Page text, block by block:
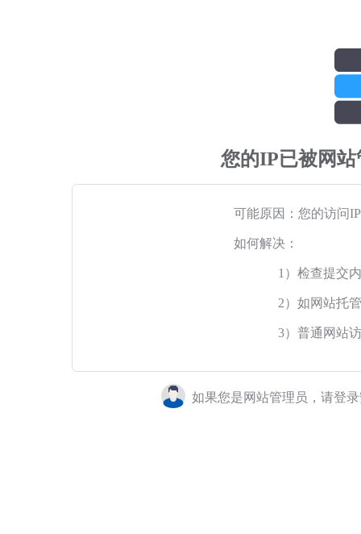
您的IP已被网
可能原因：您的访问
如何解决：
1）检查提交
2）如网站托
3）普通网站
如果您是网站管理员，请登